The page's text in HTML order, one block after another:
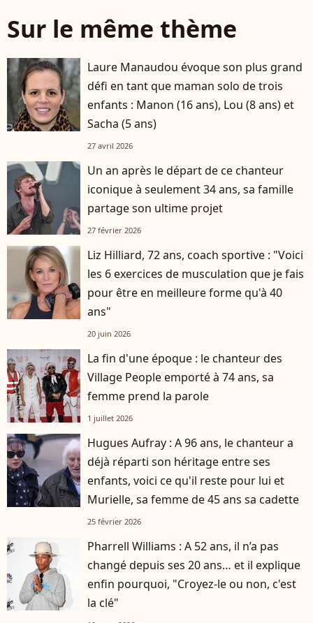
Sur le même thème
Laure Manaudou évoque son plus grand
défi en tant que maman solo de trois
enfants : Manon (16 ans), Lou (8 ans) et
Sacha (5 ans)
27 avril 2026
Un an après le départ de ce chanteur
iconique à seulement 34 ans, sa famille
partage son ultime projet
27 février 2026
Liz Hilliard, 72 ans, coach sportive : "Voici
les 6 exercices de musculation que je fais
pour être en meilleure forme qu'à 40
ans"
20 juin 2026
La fin d'une époque : le chanteur des
Village People emporté à 74 ans, sa
femme prend la parole
1 juillet 2026
Hugues Aufray : A 96 ans, le chanteur a
déjà réparti son héritage entre ses
enfants, voici ce qu'il reste pour lui et
Murielle, sa femme de 45 ans sa cadette
25 février 2026
Pharrell Williams : A 52 ans, il n’a pas
changé depuis ses 20 ans… et il explique
enfin pourquoi, "Croyez-le ou non, c'est
la clé"